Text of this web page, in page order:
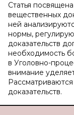
Статья
вещественных
ней
нормы,
доказательств
необходимость
в Уголовно-
внимание
доказательств.